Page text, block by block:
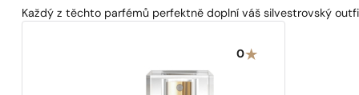
Každý z těchto parfémů perfektně doplní váš silvestrovský
0